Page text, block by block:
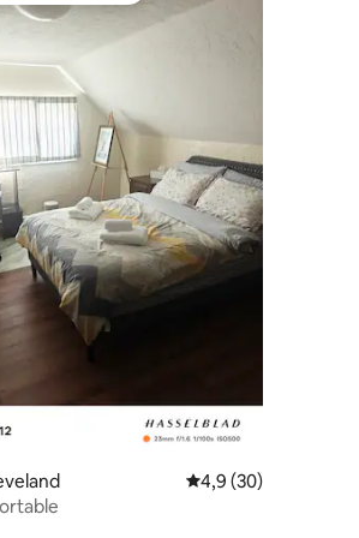
la base de 68 commentaires : 4,87 sur 5
Évaluation moyenne
4,9 (30)